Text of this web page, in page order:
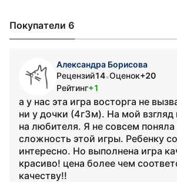
Покупатели 6
Александра Борисова
Рецензий14•Оценок+20
Рейтинг+1
а у нас эта игра восторга не
ни у дочки (4г3м). На мой взгляд
на любителя. Я не совсем поняла
сложность этой игры. Ребенку
интересно. Но выполнена игра
красиво! цена более чем
качеству!!